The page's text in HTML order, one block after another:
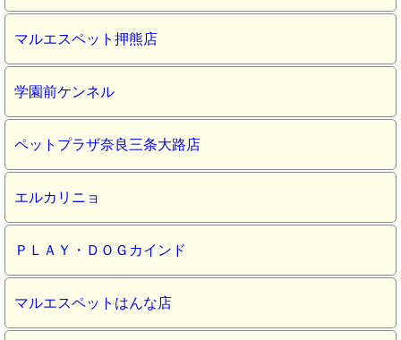
マルエスペット押熊店
学園前ケンネル
ペットプラザ奈良三条大路店
エルカリニョ
ＰＬＡＹ・ＤＯＧカインド
マルエスペットはんな店